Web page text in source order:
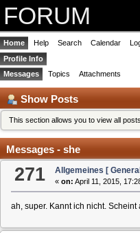
FORUM
Home Help Search Calendar
Profile Info
Messages
Topics Attachments
Show Posts
This section allows you to view all
Messages - she
271 Allgemeines [
«on: April 11, 2015,
ah, super. Kannt ich nicht.